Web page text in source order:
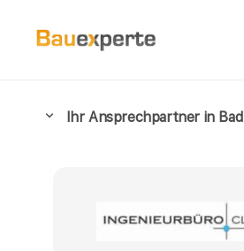
Ihr Ansprechpartner in